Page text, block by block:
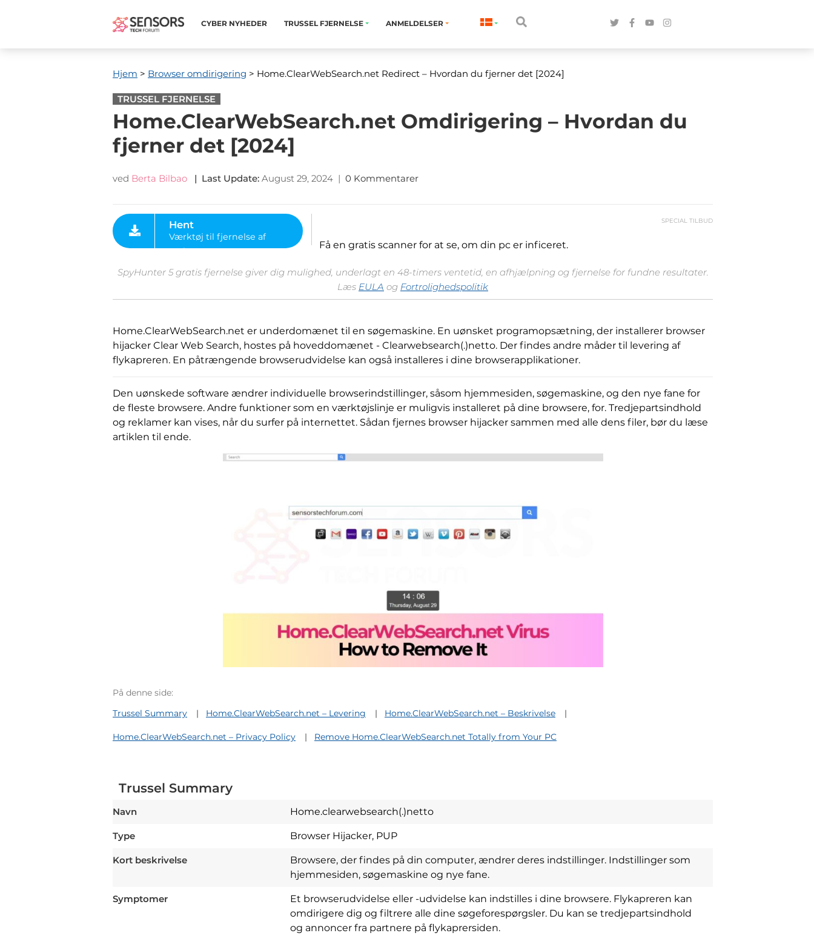
CYBER ​​NYHEDER TRUSSEL FJERNELSE ANMELDELSER
Hjem > Browser omdirigering > Home.ClearWebSearch.net Redirect – Hvordan du fjerner det [2024]
TRUSSEL FJERNELSE
Home.ClearWebSearch.net Omdirigering – Hvordan du
fjerner det [2024]
ved Berta Bilbao | Last Update: August 29, 2024 | 0 Kommentarer
SPECIAL TILBUD
Værktøj til fjernelse af
malware
Få en gratis scanner for at se, om din pc er inficeret.
SpyHunter 5 gratis fjernelse giver dig mulighed, underlagt en 48-timers ventetid, en afhjælpning og fjernelse for fundne resultater.
Læs EULA og Fortrolighedspolitik
Home.ClearWebSearch.net er underdomænet til en søgemaskine. En uønsket programopsætning, der installerer browser
hijacker Clear Web Search, hostes på hoveddomænet - Clearwebsearch(.)netto. Der findes andre måder til levering af
flykapreren. En påtrængende browserudvidelse kan også installeres i dine browserapplikationer.
Den uønskede software ændrer individuelle browserindstillinger, såsom hjemmesiden, søgemaskine, og den nye fane for
de fleste browsere. Andre funktioner som en værktøjslinje er muligvis installeret på dine browsere, for. Tredjepartsindhold
og reklamer kan vises, når du surfer på internettet. Sådan fjernes browser hijacker sammen med alle dens filer, bør du læse
artiklen til ende.
På denne side:
Trussel Summary
Home.ClearWebSearch.net – Levering Home.ClearWebSearch.net – Beskrivelse
Home.ClearWebSearch.net – Privacy Policy Remove Home.ClearWebSearch.net Totally from Your PC
Trussel Summary
Navn Home.clearwebsearch(.)netto
Type Browser Hijacker, PUP
Kort beskrivelse
Browsere, der findes på din computer, ændrer deres indstillinger. Indstillinger som
hjemmesiden, søgemaskine og nye fane.
Symptomer
Et browserudvidelse eller -udvidelse kan indstilles i dine browsere. Flykapreren kan
omdirigere dig og filtrere alle dine søgeforespørgsler. Du kan se tredjepartsindhold
og annoncer fra partnere på flykaprersiden.
Download
Spy Hunter